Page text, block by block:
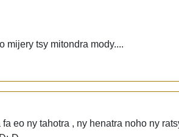
mijery tsy mitondra mody....
eo ny tahotra , ny henatra noho ny